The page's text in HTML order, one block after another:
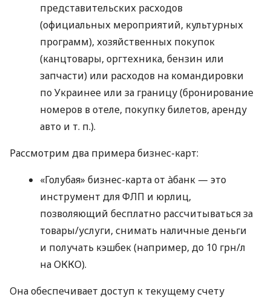
представительских расходов
(официальных мероприятий, культурных
программ), хозяйственных покупок
(канцтовары, оргтехника, бензин или
запчасти) или расходов на командировки
по Украинее или за границу (бронирование
номеров в отеле, покупку билетов, аренду
авто и т. п.).
Рассмотрим два примера бизнес-карт:
«Голубая» бизнес-карта от àбанк — это
инструмент для ФЛП и юрлиц,
позволяющий бесплатно рассчитываться за
товары/услуги, снимать наличные деньги
и получать кэшбек (например, до 10 грн/л
на ОККО).
Она обеспечивает доступ к текущему счету